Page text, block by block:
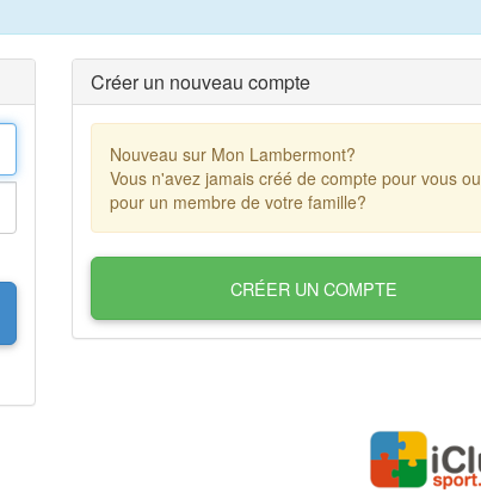
Créer un nouveau compte
Nouveau sur Mon Lambermont?
Vous n'avez jamais créé de compte pour vous ou
pour un membre de votre famille?
CRÉER UN COMPTE